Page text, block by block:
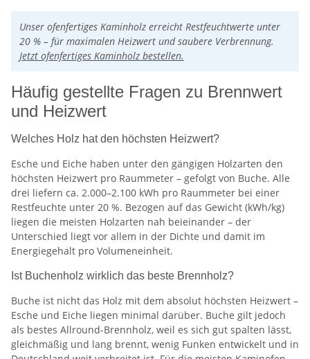
Unser ofenfertiges Kaminholz erreicht Restfeuchtwerte unter
20 % – für maximalen Heizwert und saubere Verbrennung.
Jetzt ofenfertiges Kaminholz bestellen.
Häufig gestellte Fragen zu Brennwert
und Heizwert
Welches Holz hat den höchsten Heizwert?
Esche und Eiche haben unter den gängigen Holzarten den
höchsten Heizwert pro Raummeter – gefolgt von Buche. Alle
drei liefern ca. 2.000–2.100 kWh pro Raummeter bei einer
Restfeuchte unter 20 %. Bezogen auf das Gewicht (kWh/kg)
liegen die meisten Holzarten nah beieinander – der
Unterschied liegt vor allem in der Dichte und damit im
Energiegehalt pro Volumeneinheit.
Ist Buchenholz wirklich das beste Brennholz?
Buche ist nicht das Holz mit dem absolut höchsten Heizwert –
Esche und Eiche liegen minimal darüber. Buche gilt jedoch
als bestes Allround-Brennholz, weil es sich gut spalten lässt,
gleichmäßig und lang brennt, wenig Funken entwickelt und in